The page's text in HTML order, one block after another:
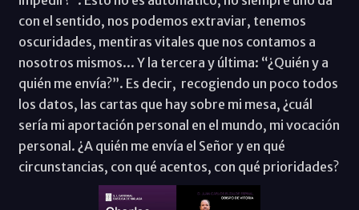
con el sentido, nos podemos extraviar, tenemos
oscuridades, mentiras vitales que nos contamos a
nosotros mismos... Y la tercera y última: “¿Quién y a
quién me envía?”. Es decir, recogiendo un poco todos
los datos, las cartas que hay sobre mi mesa, ¿cuál
sería mi aportación personal en el mundo, mi vocación
personal. ¿A quién me envía el Señor y en qué
circunstancias, con qué acentos, con qué prioridades?